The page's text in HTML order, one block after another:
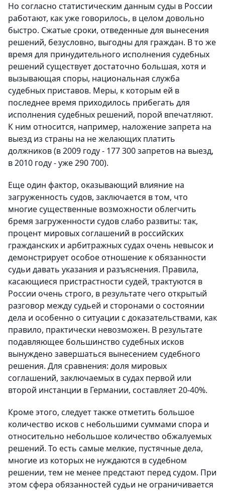
Но согласно статистическим данным суды в России
работают, как уже говорилось, в целом довольно
быстро. Сжатые сроки, отведенные для вынесения
решений, безусловно, выгодны для граждан. В то же
время для принудительного исполнения судебных
решений существует достаточно большая, хотя и
вызывающая споры, национальная служба
судебных приставов. Меры, к которым ей в
последнее время приходилось прибегать для
исполнения судебных решений, порой впечатляют.
К ним относится, например, наложение запрета на
выезд из страны на не желающих платить
должников (в 2009 году - 177 300 запретов на выезд,
в 2010 году - уже 290 700).
Еще один фактор, оказывающий влияние на
загруженность судов, заключается в том, что
многие существенные возможности облегчить
бремя загруженности судов слабо развиты: так,
процент мировых соглашений в российских
гражданских и арбитражных судах очень невысок и
демонстрирует особое отношение к обязанности
судьи давать указания и разъяснения. Правила,
касающиеся пристрастности судей, трактуются в
России очень строго, в результате чего открытый
разговор между судьей и сторонами о состоянии
дела и особенно о ситуации с доказательствами, как
правило, практически невозможен. В результате
подавляющее большинство судебных исков
вынуждено завершаться вынесением судебного
решения. Для сравнения: доля мировых
соглашений, заключаемых в судах первой или
второй инстанции в Германии, составляет 20-40%.
Кроме этого, следует также отметить большое
количество исков с небольшими суммами спора и
относительно небольшое количество обжалуемых
решений. То есть самые мелкие, пустячные дела,
многие из которых не нуждаются в судебном
решении, тем не менее предстают перед судом. При
этом сфера обязанностей судьи не ограничивается